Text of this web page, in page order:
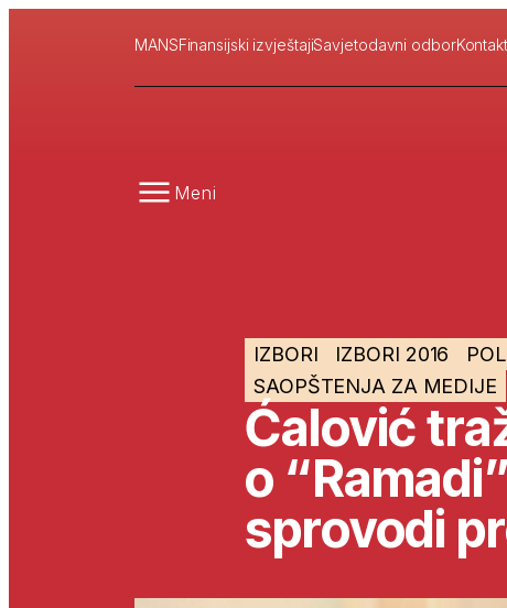
MANSFinansijski izvještajiSavjetodavni odborKontakt
Meni
IZBORI IZBORI 2016
SAOPŠTENJA ZA MEDIJE
Ćalović
o
sprovodi